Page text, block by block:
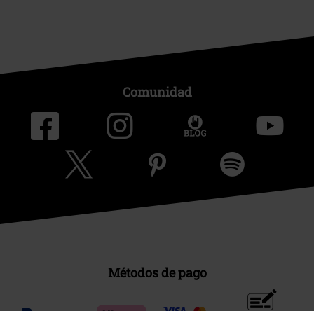
Comunidad
Métodos de pago